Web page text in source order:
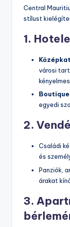
Central
stílust
1.
városi
egyedi
2.
Családi
és
Panziók,
árakat
3.